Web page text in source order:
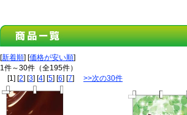
[新着順] [価格が安い順]
1件～30件（全195件）
[1] [2] [3] [4] [5] [6] [7] >>次の30件